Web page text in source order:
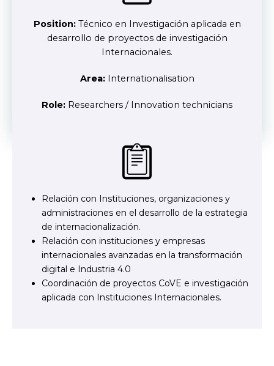
Position: Técnico en Investigación aplicada en
desarrollo de proyectos de investigación
Internacionales.
Area:Internationalisation
Role: Researchers / Innovation technicians
Relación con Instituciones, organizaciones y
administraciones en el desarrollo de la estrategia
de internacionalización.
Relación con instituciones y empresas
internacionales avanzadas en la transformación
digital e Industria 4.0
Coordinación de proyectos CoVE e investigación
aplicada con Instituciones Internacionales.